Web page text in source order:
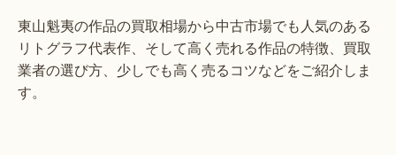
東山魁夷の作品の買取相場から中古市場でも人気のある
リトグラフ代表作、そして高く売れる作品の特徴、買取
業者の選び方、少しでも高く売るコツなどをご紹介しま
す。